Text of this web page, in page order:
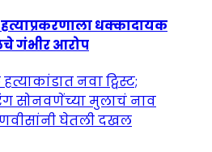
धक्कादायक
गंभीर आरोप